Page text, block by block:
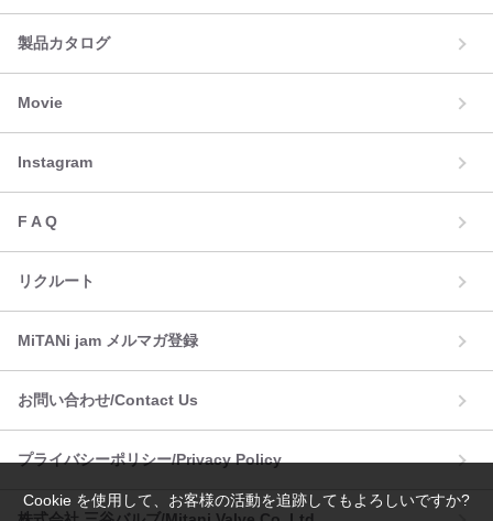
製品カタログ
Movie
Instagram
F A Q
リクルート
MiTANi jam メルマガ登録
お問い合わせ/Contact Us
プライバシーポリシー/Privacy Policy
Cookie を使用して、お客様の活動を追跡してもよろしいですか?